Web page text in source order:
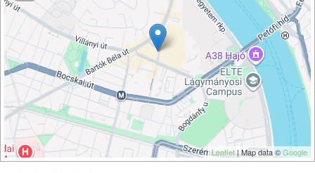
Leaflet| Map data ©Google